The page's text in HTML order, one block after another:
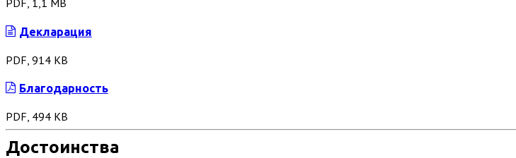
PDF, 1,1 МB
Декларация
PDF, 914 KB
Благодарность
PDF, 494 KB
Достоинства